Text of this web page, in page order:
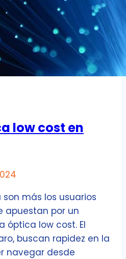
low cost en
más los usuarios
apuestan por un
óptica low cost. El
buscan rapidez en la
navegar desde